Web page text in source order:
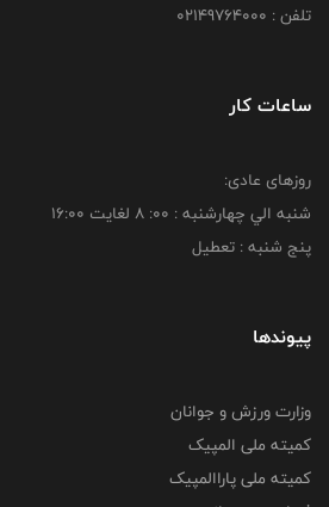
تلفن : 02149764000
ساعات کار
روزهای عادی:
شنبه الي چهارشنبه : 00: 8 لغايت 16:00
پنج شنبه : تعطیل
پیوندها
وزارت ورزش و جوانان
کمیته ملی المپیک
کمیته ملی پاراالمپیک